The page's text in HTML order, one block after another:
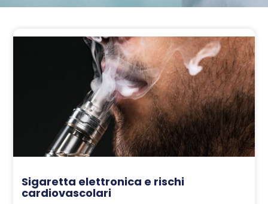
Sigaretta elettronica e rischi
cardiovascolari